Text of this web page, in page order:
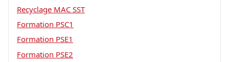
Recyclage MAC SST
Formation PSC1
Formation PSE1
Formation PSE2